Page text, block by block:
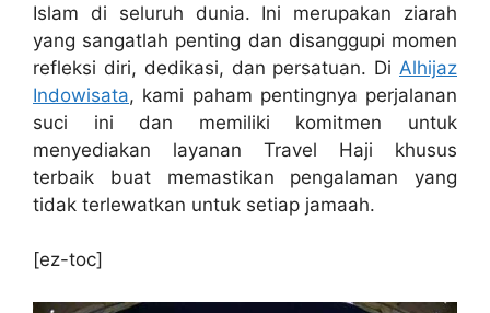
Islam di seluruh dunia. Ini merupakan ziarah
yang sangatlah penting dan disanggupi momen
refleksi diri, dedikasi, dan persatuan. Di Alhijaz
Indowisata, kami paham pentingnya perjalanan
suci ini dan memiliki komitmen untuk
menyediakan layanan Travel Haji khusus
terbaik buat memastikan pengalaman yang
tidak terlewatkan untuk setiap jamaah.
[ez-toc]